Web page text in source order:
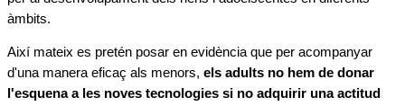
àmbits.
Així mateix es pretén posar en evidència que per acompanyar
d'una manera eficaç als menors, els adults no hem de donar
l'esquena a les noves tecnologies si no adquirir una actitud